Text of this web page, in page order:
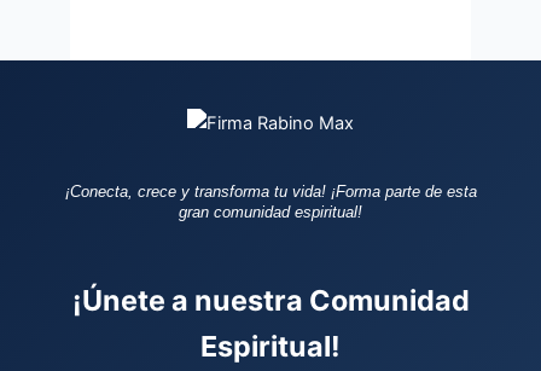
¡Conecta, crece y transforma tu vida! ¡Forma parte de esta
gran comunidad espiritual!
¡Únete a nuestra Comunidad
Espiritual!